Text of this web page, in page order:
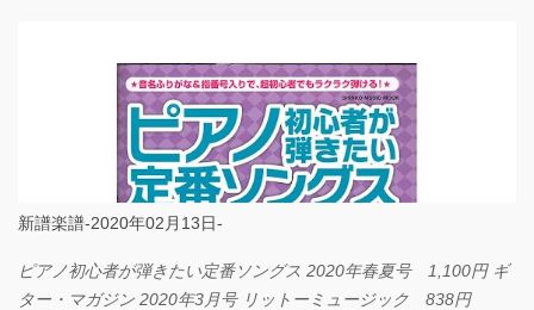
新譜楽譜-2020年02月13日-
ピアノ初心者が弾きたい定番ソングス 2020年春夏号 1,100円 ギ
ター・マガジン 2020年3月号 リットーミュージック 838円